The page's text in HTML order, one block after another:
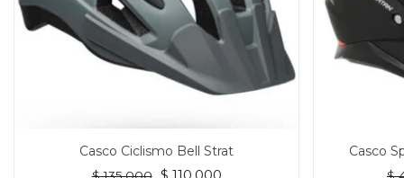
Casco Ciclismo Bell Strat
$135.000
El
$ 110.000El
Casco
$